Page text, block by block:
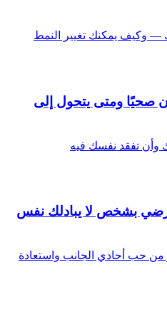
وكيف يمكنك تغيير النمط
صحيًا ومتى يتحول إلى
وأن تفقد نفسك فيه
بشخص لا يبادلك نفس
حب أحادي الجانب واستعادة